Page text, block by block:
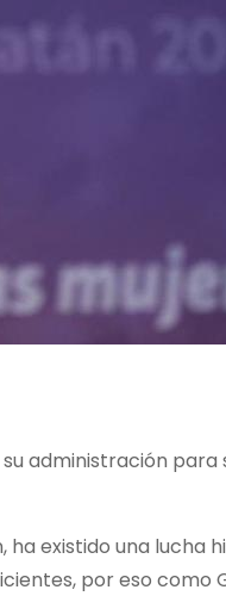
administración
ha existido una
por eso